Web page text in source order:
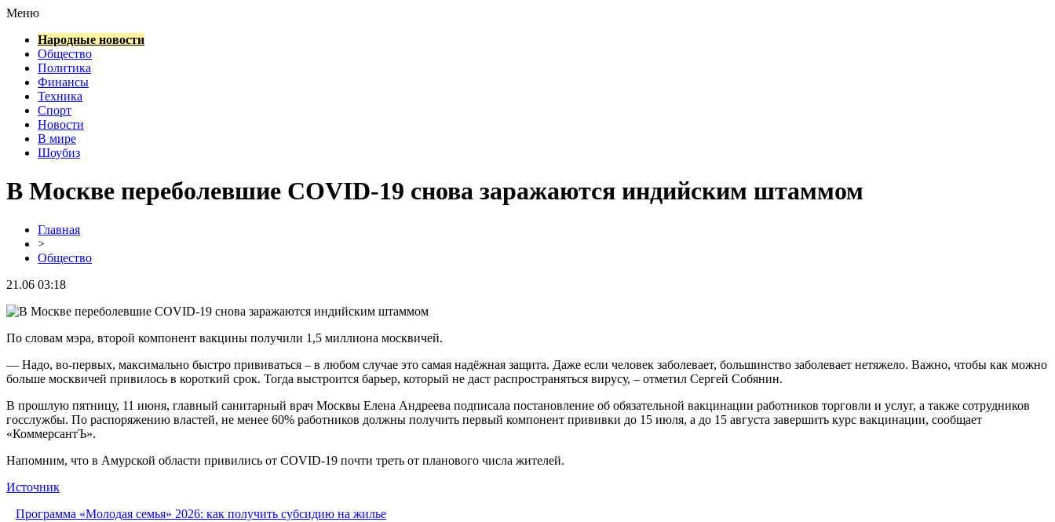
Меню
Народные новости
Общество
Политика
Финансы
Техника
Спорт
Новости
В мире
Шоубиз
В Москве переболевшие COVID-19 снова заражаются индийским штаммом
Главная
>
Общество
21.06 03:18
По словам мэра, второй компонент вакцины получили 1,5 миллиона москвичей.
— Надо, во-первых, максимально быстро прививаться – в любом случае это самая надёжная защита. Даже если человек заболевает, большинство заболевает нетяжело. Важно, чтобы как можно
больше москвичей привилось в короткий срок. Тогда выстроится барьер, который не даст распространяться вирусу, – отметил Сергей Собянин.
В прошлую пятницу, 11 июня, главный санитарный врач Москвы Елена Андреева подписала постановление об обязательной вакцинации работников торговли и услуг, а также сотрудников
госслужбы. По распоряжению властей, не менее 60% работников должны получить первый компонент прививки до 15 июля, а до 15 августа завершить курс вакцинации, сообщает
«КоммерсантЪ».
Напомним, что в Амурской области привились от COVID-19 почти треть от планового числа жителей.
Источник
Программа «Молодая семья» 2026: как получить субсидию на жилье